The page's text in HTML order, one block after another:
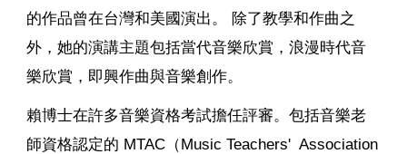
的作品曾在台灣和美國演出。 除了教學和作曲之
外，她的演講主題包括當代音樂欣賞，浪漫時代音
樂欣賞，即興作曲與音樂創作。
賴博士在許多音樂資格考試擔任評審。包括音樂老
師資格認定的 MTAC（Music Teachers' Association